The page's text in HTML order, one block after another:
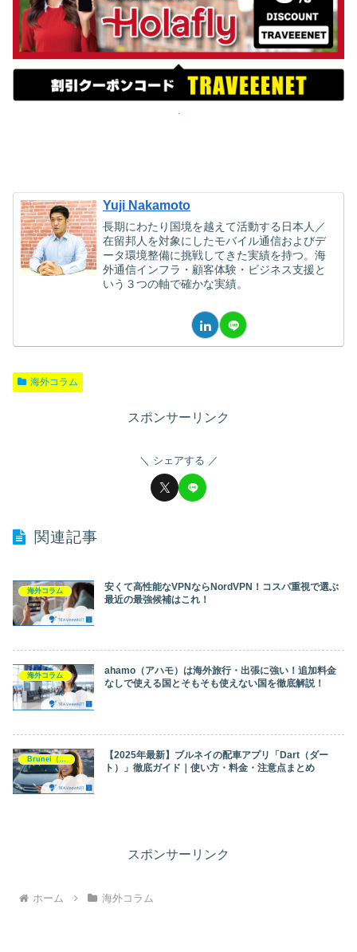
Yuji Nakamoto
長期にわたり国境を越えて活動する日本人／
在留邦人を対象にしたモバイル通信およびデ
ータ環境整備に挑戦してきた実績を持つ。海
外通信インフラ・顧客体験・ビジネス支援と
いう３つの軸で確かな実績。
海外コラム
スポンサーリンク
シェアする
関連記事
海外コラム
安くて高性能なVPNならNordVPN！コスパ重視で選ぶ
最近の最強候補はこれ！
海外コラム
ahamo（アハモ）は海外旅行・出張に強い！追加料金
なしで使える国とそもそも使えない国を徹底解説！
Brunei（ブルネイ）
【2025年最新】ブルネイの配車アプリ「Dart（ダー
ト）」徹底ガイド｜使い方・料金・注意点まとめ
スポンサーリンク
ホーム 海外コラム